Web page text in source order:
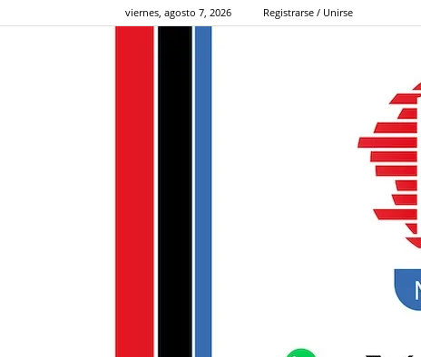
viernes, agosto 7, 2026 Registrarse / Unirse